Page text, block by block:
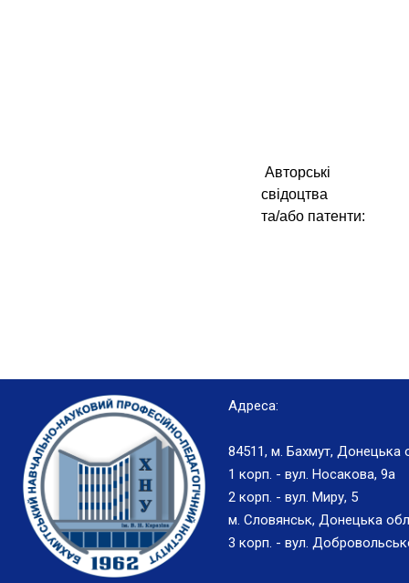
Авторські
свідоцтва
та/або патенти:
Адреса:
84511, м. Бахмут, Донецька
1 корп. - вул. Носакова, 9а
2 корп. - вул. Миру, 5
м. Словянськ, Донецька
3 корп. - вул.